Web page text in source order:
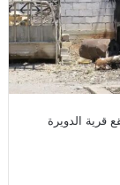
قرية الدويرة